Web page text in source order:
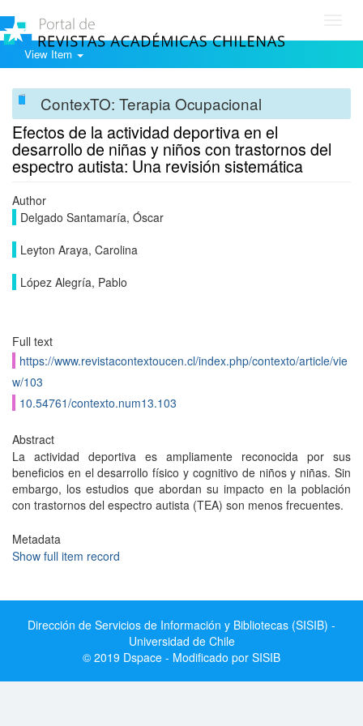
View Item
ContexTO: Terapia Ocupacional
Efectos de la actividad deportiva en el
desarrollo de niñas y niños con trastornos del
espectro autista: Una revisión sistemática
Author
Delgado Santamaría, Óscar
Leyton Araya, Carolina
López Alegría, Pablo
Full text
https://www.revistacontextoucen.cl/index.php/contexto/article/vie
w/103
10.54761/contexto.num13.103
Abstract
La actividad deportiva es ampliamente reconocida por sus
beneficios en el desarrollo físico y cognitivo de niños y niñas. Sin
embargo, los estudios que abordan su impacto en la población
con trastornos del espectro autista (TEA) son menos frecuentes.
Metadata
Show full item record
Dirección de Servicios de Información y Bibliotecas (SISIB) -
Universidad de Chile
© 2019 Dspace - Modificado por SISIB